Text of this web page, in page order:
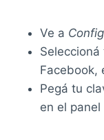
Ve a
Facebook,
Pegá tu
en el